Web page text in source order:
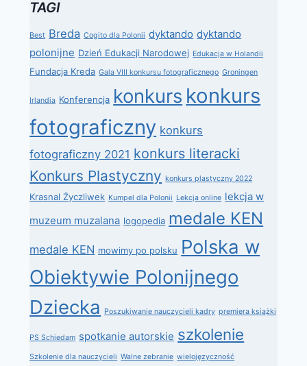
TAGI
Best Breda Cogito dla Polonii dyktando dyktando
polonijne Dzień Edukacji Narodowej Edukacja w Holandii
Fundacja Kreda Gala VIII konkursu fotograficznego Groningen
Irlandia Konferencja konkurs konkurs
fotograficzny konkurs
fotograficzny 2021 konkurs literacki
Konkurs Plastyczny konkurs plastyczny 2022
Krasnal Życzliwek Kumpel dla Polonii Lekcja online lekcja w
muzeum muzalana logopedia medale KEN
medale KEN mowimy po polsku Polska w
Obiektywie Polonijnego
Dziecka
Poszukiwanie nauczycieli kadry premiera książki
PS Schiedam spotkanie autorskie szkolenie
Szkolenie dla nauczycieli Walne zebranie wielojęzyczność